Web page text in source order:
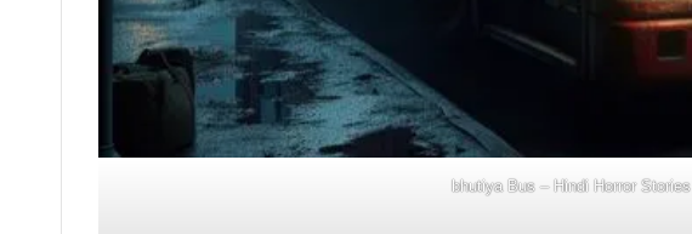
bhutiya Bus – Hindi Horror Stories